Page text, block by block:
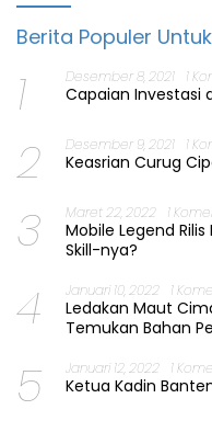
Berita Populer
1 Desember 8, 2021 1
Capaian Investasi
2 Desember 9, 2021 1
Keasrian Curug
3 Maret 22, 2022 1
Mobile Legend
Skill-nya?
4 Januari 10, 2022 1
Ledakan Maut
Temukan Bahan
5 Januari 12, 2022 1
Ketua Kadin